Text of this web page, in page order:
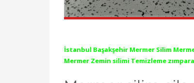
İstanbul Başakşehir Mermer Silim
Mermer Zemin silimi Temizleme